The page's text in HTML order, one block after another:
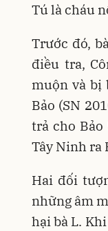
Tú là cháu
Trước đó,
điều tra,
muộn và bị
Bảo (SN
trả cho
Tây Ninh ra
Hai đối
những âm
hại bà L.